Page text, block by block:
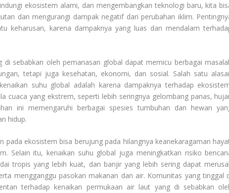
ekosistem alami, dan mengembangkan teknologi baru, kita
dan mengurangi dampak negatif dari perubahan iklim.
keharusan, karena dampaknya yang luas dan mendalam
di sebabkan oleh pemanasan global dapat memicu berbagai
tetapi juga kesehatan, ekonomi, dan sosial. Salah satu
suhu global adalah karena dampaknya terhadap
cuaca yang ekstrem, seperti lebih seringnya gelombang panas,
ini memengaruhi berbagai spesies tumbuhan dan hewan
hidup.
pada ekosistem bisa berujung pada hilangnya keanekaragaman
Selain itu, kenaikan suhu global juga meningkatkan risiko
tropis yang lebih kuat, dan banjir yang lebih sering dapat
mengganggu pasokan makanan dan air. Komunitas yang tinggal
terhadap kenaikan permukaan air laut yang di sebabkan